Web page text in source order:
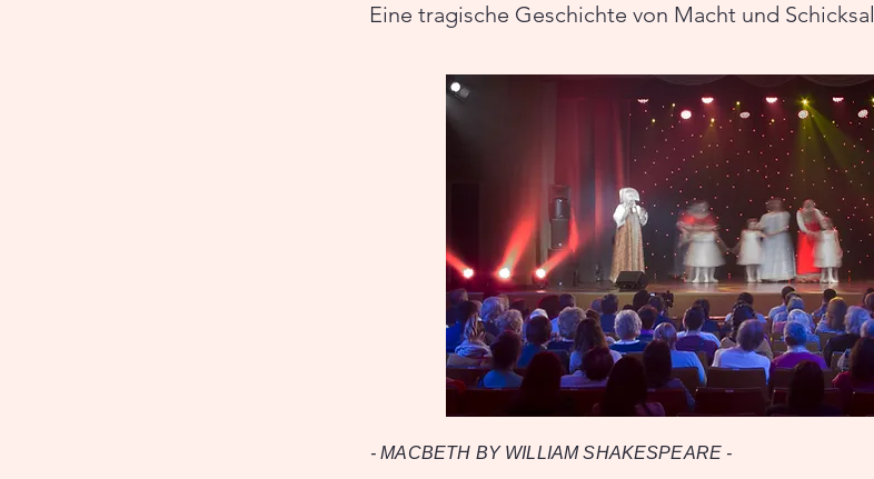
Eine tragische Geschichte von Macht und Schicksal
- MACBETH BY WILLIAM SHAKESPEARE -